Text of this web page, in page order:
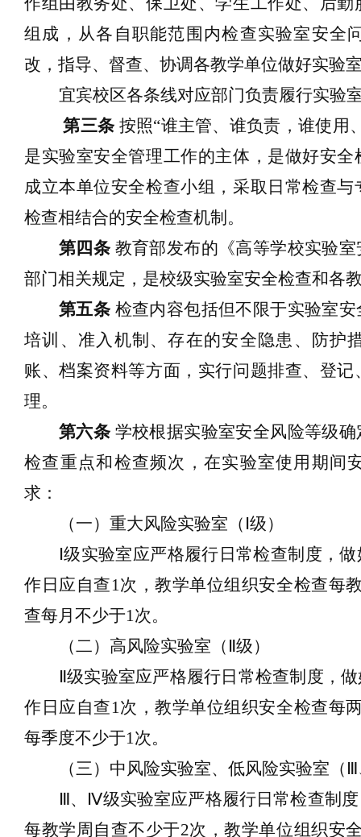
组成，从各自职能范围内检查实验室安全
改， 指导、督查、协调各教学单位做好实验
宜宾校区各条线对应部门负责履行实验
第三条 按照“谁主管、谁负责，谁使用
是实验室安全管理工作的主体， 是做好安全
成立本单位安全检查小组，采取 日常检查与
检查相结合的安全检查机制 。
第四条 教育部发布的《高等学校实验
部门相关规定，是校级实验室安全检查和各
第五条 检查内容包括但不限于实验室安
培训、准入机制 、存在的安全隐患、 防护
账、档案资料等方面，实行问题排查、登记
理。
第六条 学校根据实验室安全风险等级
检查重点和检查频次，在实验室使用期间
求：
（一）重大风险实验室（ Ⅰ级）
Ⅰ级实验室应严格履行日常检查制度，
作日应自查1次，教学单位组织安全检查每
查每月不少于1次。
（二）高风险实验室（ Ⅱ级）
Ⅱ级实验室应严格履行日常检查制度，
作日应自查1次，教学单位组织安全检查每
每季度不少于1次。
（三）中风险实验室、低风险实验室（
Ⅲ、Ⅳ级实验室应严格履行日常检查制
每教学周自查不少于2次，教学单位组织安